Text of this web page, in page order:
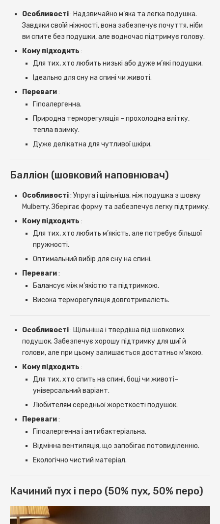
Особливості: Надзвичайно м’яка та легка подушка.
Завдяки своїй ніжності, вона забезпечує почуття, ніби
ви спите без подушки, але водночас підтримує голову.
Кому підходить :
Для тих, хто любить низькі або дуже м’які подушки.
Ідеально для сну на спині чи животі.
Переваги:
Гіпоалергенна.
Природна терморегуляція – прохолодна влітку,
тепла взимку.
Дуже делікатна для чутливої ​​шкіри.
Балліон (шовковий наповнювач)
Особливості: Упруга і щільніша, ніж подушка з шовку
Mulberry. Зберігає форму та забезпечує легку підтримку.
Кому підходить :
Для тих, хто любить м’якість, але потребує більшої
пружності.
Оптимальний вибір для сну на спині.
Переваги:
Балансує між м’якістю та підтримкою.
Висока терморегуляція довготривалість.
Особливості: Щільніша і твердіша від шовкових
подушок. Забезпечує хорошу підтримку для шиї й
голови, але при цьому залишається достатньо м’якою.
Кому підходить :
Для тих, хто спить на спині, боці чи животі–
універсальний варіант.
Любителям середньої жорсткості подушок.
Переваги:
Гіпоалергенна і антибактеріальна.
Відмінна вентиляція, що запобігає потовиділенню.
Екологічно чистий матеріал.
Качиний пух і перо (50% пух, 50% перо)